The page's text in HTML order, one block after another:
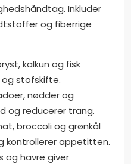
Inkluder
og fiberrige
kalkun og fisk
stofskifte.
nødder og
og reducerer trang.
broccoli og grønkål
kontrollerer appetitten.
og havre giver